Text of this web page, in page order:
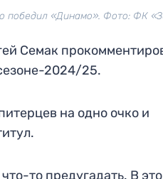
победил «Динамо». Фото: ФК
Семак
2024/25.
на одно очко и
то предугадать. В